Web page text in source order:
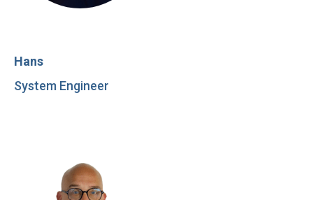
Hans
System Engineer